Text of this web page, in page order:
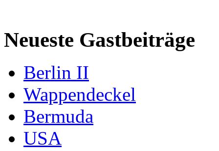
Neueste Gastbeiträge
Berlin II
Wappendeckel
Bermuda
USA